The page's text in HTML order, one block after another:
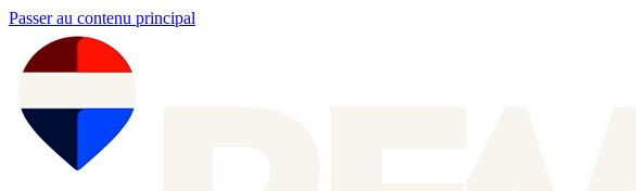
Passer au contenu principal